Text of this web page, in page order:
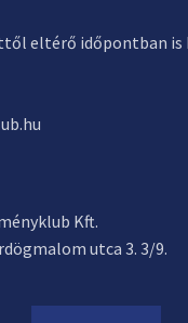
eltérő időpontban
Kft.
utca 3. 3/9.